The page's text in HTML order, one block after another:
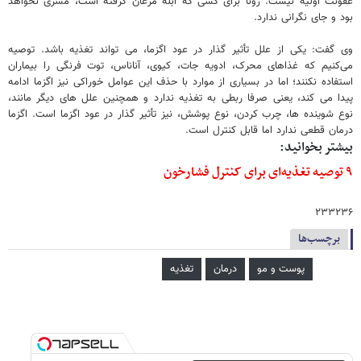
بود و جای نگرانی ندارد.
وی گفت: یکی از علل تأثیر گذار در عود اگزما، می تواند تغذیه باشد. توصیه
می‌کنیم که غذاهای محرک، ادویه جات، کیوی، آناناس، توت فرنگی را بیماران
استفاده نکنند؛ اما در بسیاری از موارد با حذف این عوامل خوراکی نیز اگزما ادامه
پیدا می کند، یعنی صرفا ربطی به تغذیه ندارد و همچنین علل های دیگر مانند،
نوع شوینده ها، چرب کردن، نوع پوشش، نیز تأثیر گذار در عود اگزما است. اگزما
درمان قطعی ندارد اما قابل کنترل است.
بیشتر بخوانید:
۹ توصیه‌ تغذیه‌ای برای کنترل فشارخون
۲۳۳۲۳۶
برچسب‌ها
پوست و مو درمان تغذیه